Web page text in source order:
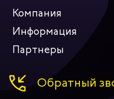
Компания
Информация
Партнеры
Обратный